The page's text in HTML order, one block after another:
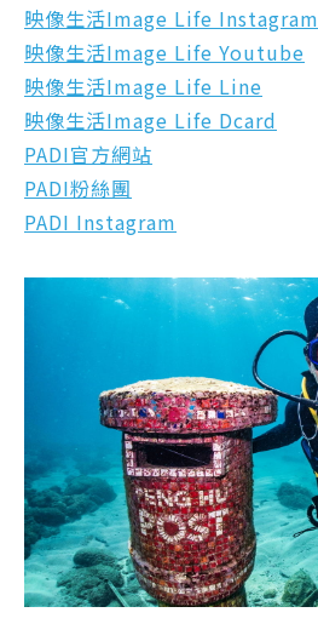
映像生活Image Life Instagram
映像生活Image Life Youtube
映像生活Image Life Line
映像生活Image Life Dcard
PADI官方網站
PADI粉絲團
PADI Instagram